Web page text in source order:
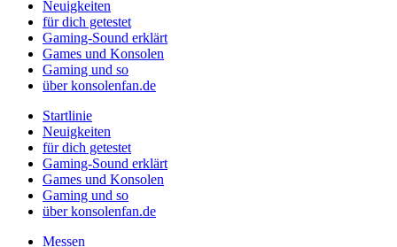
Neuigkeiten
für dich getestet
Gaming-Sound erklärt
Games und Konsolen
Gaming und so
über konsolenfan.de
Startlinie
Neuigkeiten
für dich getestet
Gaming-Sound erklärt
Games und Konsolen
Gaming und so
über konsolenfan.de
Messen